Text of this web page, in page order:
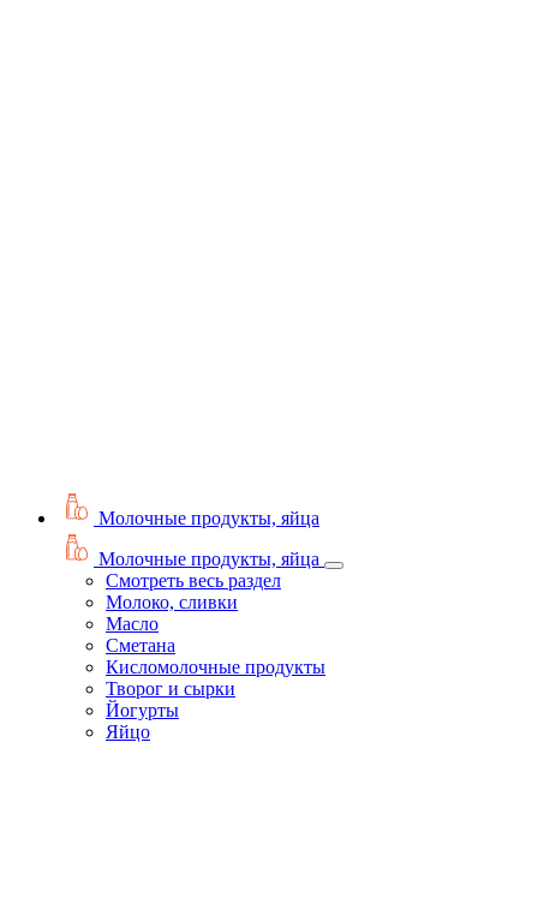
Молочные продукты, яйца
Молочные продукты, яйца
Смотреть весь раздел
Молоко, сливки
Масло
Сметана
Кисломолочные продукты
Творог и сырки
Йогурты
Яйцо